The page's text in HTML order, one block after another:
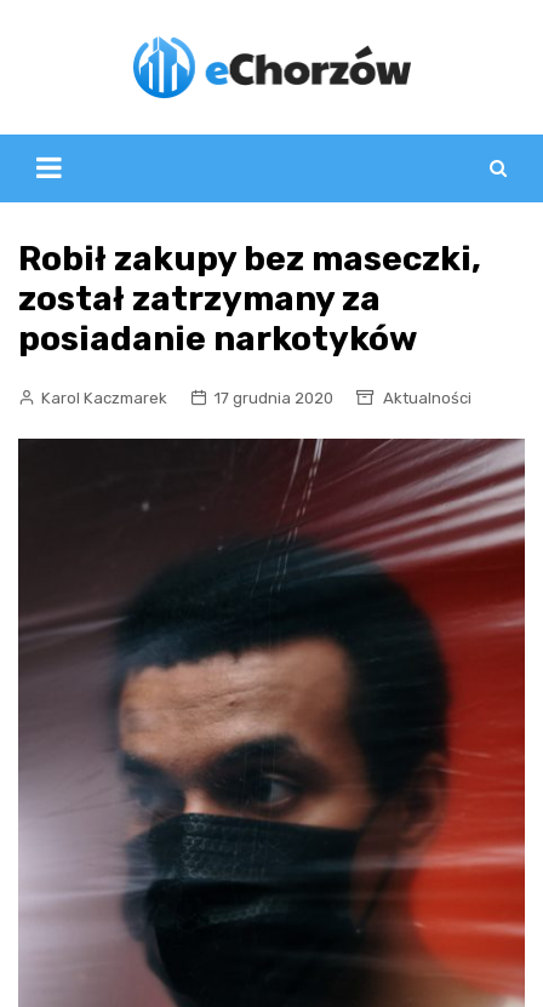
Robił zakupy bez maseczki,
został zatrzymany za
posiadanie narkotyków
Karol Kaczmarek 17 grudnia 2020 Aktualności